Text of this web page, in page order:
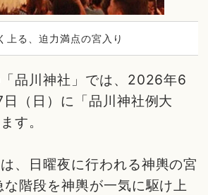
上る、迫力満点の宮入り
品川神社」では、2026年6
（日）に「品川神社例大
す。
、日曜夜に行われる神輿の宮
階段を神輿が一気に駆け上